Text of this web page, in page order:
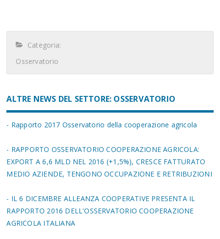
Categoria:
Osservatorio
ALTRE NEWS DEL SETTORE: OSSERVATORIO
- Rapporto 2017 Osservatorio della cooperazione agricola
- RAPPORTO OSSERVATORIO COOPERAZIONE AGRICOLA:
EXPORT A 6,6 MLD NEL 2016 (+1,5%), CRESCE FATTURATO
MEDIO AZIENDE, TENGONO OCCUPAZIONE E RETRIBUZIONI
- IL 6 DICEMBRE ALLEANZA COOPERATIVE PRESENTA IL
RAPPORTO 2016 DELL'OSSERVATORIO COOPERAZIONE
AGRICOLA ITALIANA